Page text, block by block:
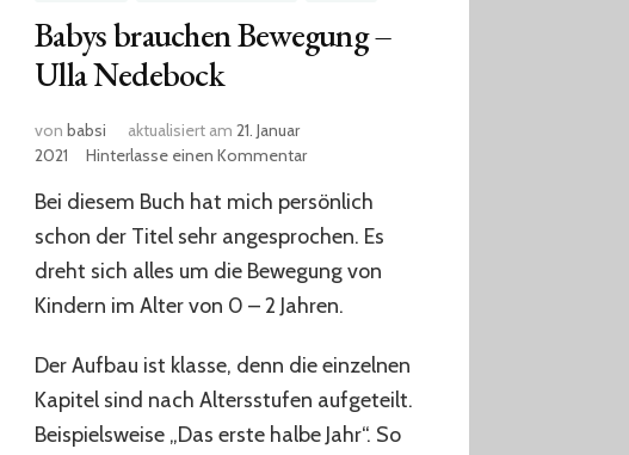
Babys brauchen Bewegung –
Ulla Nedebock
vonbabsi aktualisiert am21. Januar
2021
Hinterlasse einen Kommentarzu
brauchen
Bewegung
Ulla
Nedebock
Bei diesem Buch hat mich persönlich
schon der Titel sehr angesprochen. Es
dreht sich alles um die Bewegung von
Kindern im Alter von 0 – 2 Jahren.
Der Aufbau ist klasse, denn die einzelnen
Kapitel sind nach Altersstufen aufgeteilt.
Beispielsweise „Das erste halbe Jahr“. So